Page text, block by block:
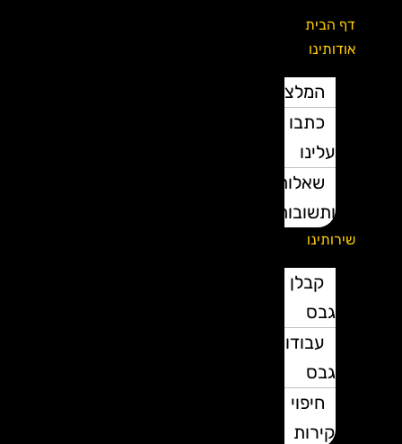
דף הבית
אודותינו
המלצות
כתבו
עלינו
שאלות
ותשובות
שירותינו
קבלן
גבס
עבודות
גבס
חיפוי
קירות